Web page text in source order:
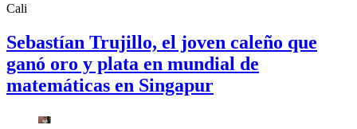
Cali
Sebastían Trujillo, el joven caleño que
ganó oro y plata en mundial de
matemáticas en Singapur